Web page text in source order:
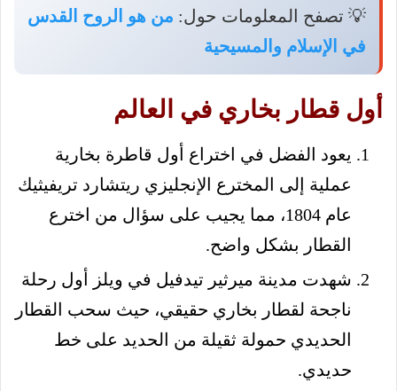
💡 تصفح المعلومات حول: من هو الروح القدس
في الإسلام والمسيحية
أول قطار بخاري في العالم
يعود الفضل في اختراع أول قاطرة بخارية
عملية إلى المخترع الإنجليزي ريتشارد تريفيثيك
عام 1804، مما يجيب على سؤال من اخترع
القطار بشكل واضح.
شهدت مدينة ميرثير تيدفيل في ويلز أول رحلة
ناجحة لقطار بخاري حقيقي، حيث سحب القطار
الحديدي حمولة ثقيلة من الحديد على خط
حديدي.